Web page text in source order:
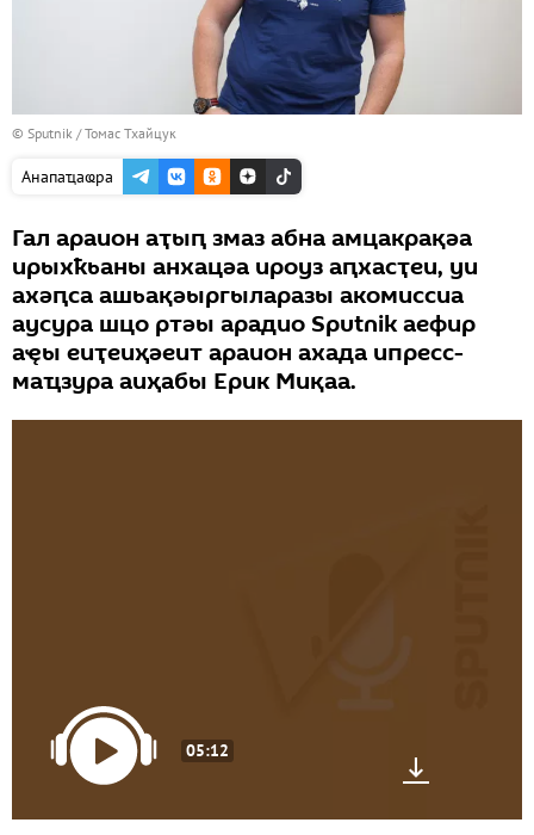
© Sputnik / Томас Тхайцук
Анапаҵаҩра
Гал араион аҭыԥ змаз абна амцакрақәа
ирыхҟьаны анхацәа ироуз аԥхасҭеи, уи
ахәԥса ашьақәыргыларазы акомиссиа
аусура шцо ртәы арадио Sputnik аефир
аҿы еиҭеиҳәеит араион ахада ипресс-
маҵзура аиҳабы Ерик Миқаа.
05:12